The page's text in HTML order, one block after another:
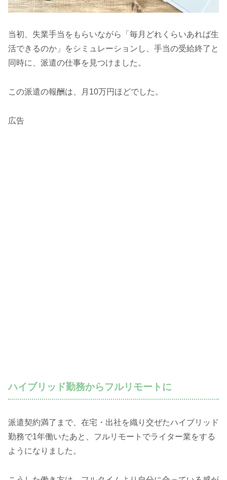
当初、失業手当をもらいながら「毎月どれくらいあれば生
活できるのか」をシミュレーションし、手当の受給終了と
同時に、派遣の仕事を見つけました。
この派遣の報酬は、月10万円ほどでした。
広告
ハイブリッド勤務からフルリモートに
派遣契約満了まで、在宅・出社を織り交ぜたハイブリッド
勤務で1年働いたあと、フルリモートでライター業をする
ようになりました。